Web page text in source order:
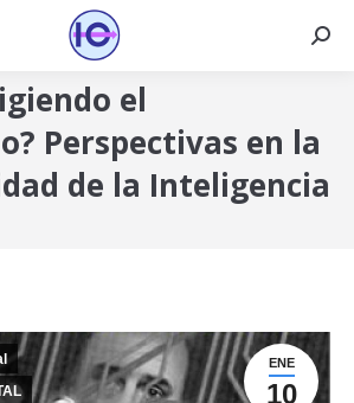
el
Perspectivas en la
de la Inteligencia
ENE
10